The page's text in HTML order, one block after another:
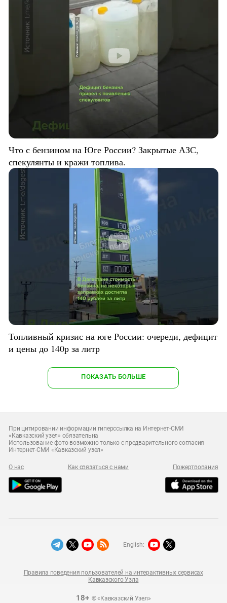
Что с бензином на Юге России? Закрытые АЗС,
спекулянты и кражи топлива.
Топливный кризис на юге России: очереди, дефицит
и цены до 140р за литр
ПОКАЗАТЬ БОЛЬШЕ
При цитировании информации гиперссылка на Интернет-СМИ
«Кавказский узел» обязательна
Использование фото возможно только с предварительного согласия
Интернет-СМИ «Кавказский узел»
О нас Как связаться с нами Пожертвования
18+© «Кавказский Узел»
Правила поведения пользователей на интерактивных сервисах
Кавказского Узла
English: